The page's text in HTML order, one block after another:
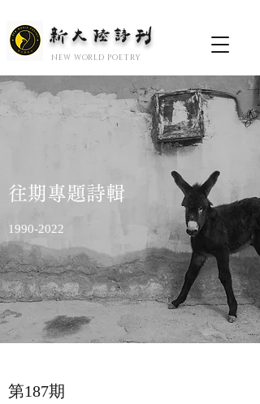
新大陆诗刊
​NEW WORLD POETRY
往期專題詩輯
1990-2022
第187期